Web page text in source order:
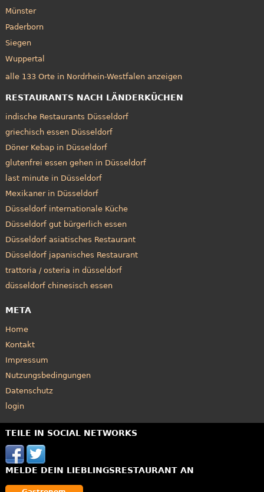
Münster
Paderborn
Siegen
Wuppertal
alle 133 Orte in Nordrhein-Westfalen anzeigen
RESTAURANTS NACH LÄNDERKÜCHEN
indische Restaurants Düsseldorf
griechisch essen Düsseldorf
Döner Kebap in Düsseldorf
glutenfrei essen gehen in Düsseldorf
last minute in Düsseldorf
Mexikaner in Düsseldorf
Düsseldorf internationale Küche
Düsseldorf gut bürgerlich essen
Düsseldorf asiatisches Restaurant
Düsseldorf japanisches Restaurant
trattoria / osteria in düsseldorf
düsseldorf chinesisch essen
META
Home
Kontakt
Impressum
Nutzungsbedingungen
Datenschutz
login
TEILE IN SOCIAL NETWORKS
MELDE DEIN LIEBLINGSRESTAURANT AN